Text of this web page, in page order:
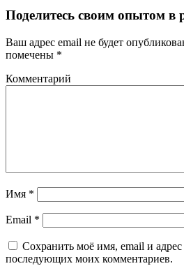
Поделитесь своим опытом в
Ваш адрес email не будет
помечены *
Комментарий
Имя *
Email *
Сохранить моё имя, email и адрес
последующих моих комментариев.